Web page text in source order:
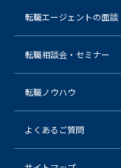
転職エージェントの面談
転職相談会・セミナー
転職ノウハウ
よくあるご質問